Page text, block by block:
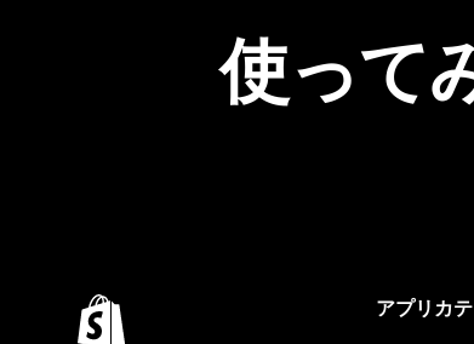
使って
アプリカ